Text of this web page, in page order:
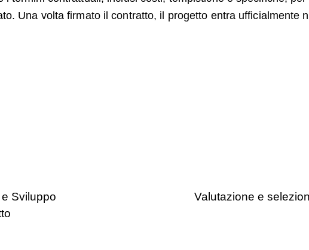
Una volta firmato il contratto, il progetto entra ufficialmente
Sviluppo
Valutazione e